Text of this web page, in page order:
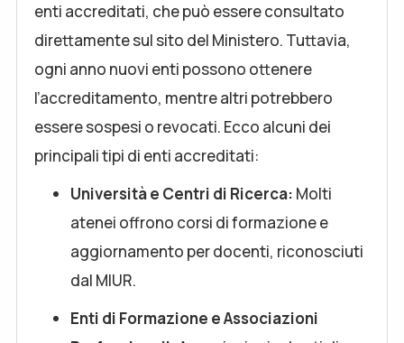
enti accreditati, che può essere consultato
direttamente sul sito del Ministero. Tuttavia,
ogni anno nuovi enti possono ottenere
l’accreditamento, mentre altri potrebbero
essere sospesi o revocati. Ecco alcuni dei
principali tipi di enti accreditati:
Università e Centri di Ricerca: Molti
atenei offrono corsi di formazione e
aggiornamento per docenti, riconosciuti
dal MIUR.
Enti di Formazione e Associazioni